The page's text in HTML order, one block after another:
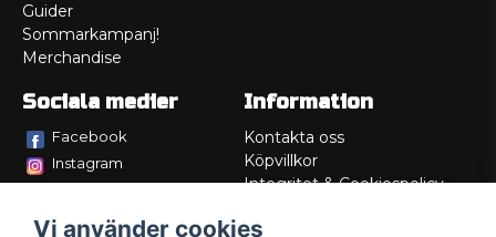
Guider
Sommarkampanj!
Merchandise
Sociala medier
Facebook
Instagram
Information
Kontakta oss
Köpvillkor
Integritet & Cookiespolicy
Service/Garanti
Vi använder cookies